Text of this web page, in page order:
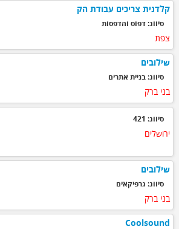
קלדנית צריכים עבודת הק
סיווג: דפוס והדפסות
צפת
שילובים
סיווג: בניית אתרים
בני ברק
סיווג: 421
ירושלים
שילובים
סיווג: גרפיקאים
בני ברק
Coolsound